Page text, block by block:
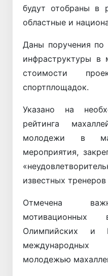
будут отобраны в
областные и
Даны поручения по
инфраструктуры в
стоимости
спортплощадок.
Указано на
рейтинга
молодежи в
мероприятия,
известных
Отмечена
мотивационных
Олимпийских и
молодежью